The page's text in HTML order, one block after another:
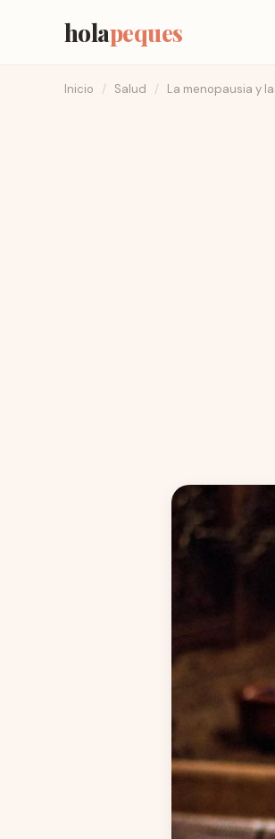
holapeques
Inicio / Salud / La menopausia y